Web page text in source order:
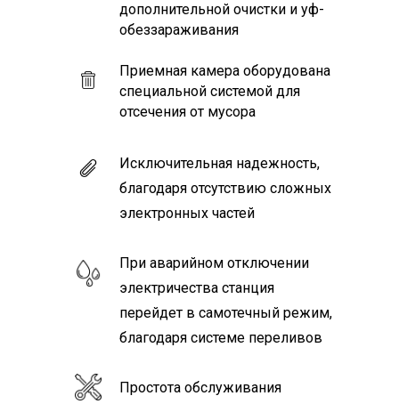
Исключительная надежность,
благодаря отсутствию сложных
электронных частей
При аварийном отключении
электричества станция
перейдет в самотечный режим,
благодаря системе переливов
Простота обслуживания
дополнительной очистки и уф-
обеззараживания
Приемная камера оборудована
специальной системой для
отсечения от мусора